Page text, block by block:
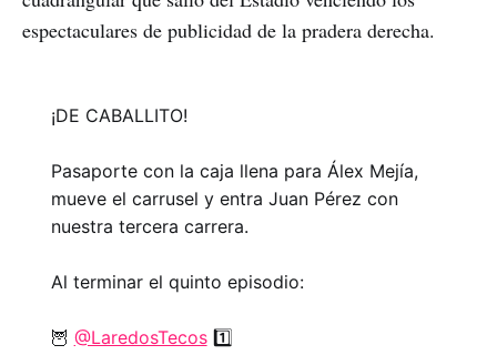
espectaculares de publicidad de la pradera derecha.
¡DE CABALLITO!
Pasaporte con la caja llena para Álex Mejía,
mueve el carrusel y entra Juan Pérez con
nuestra tercera carrera.
Al terminar el quinto episodio:
🦉 @LaredosTecos1️⃣